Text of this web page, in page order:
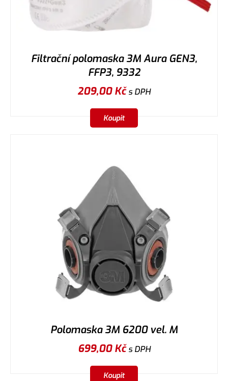
Filtrační polomaska 3M Aura GEN3,
FFP3, 9332
209,00Kčs DPH
Koupit
Polomaska 3M 6200 vel. M
699,00Kčs DPH
Koupit